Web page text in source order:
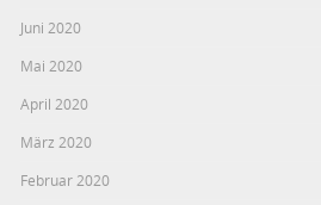
Juni 2020
Mai 2020
April 2020
März 2020
Februar 2020